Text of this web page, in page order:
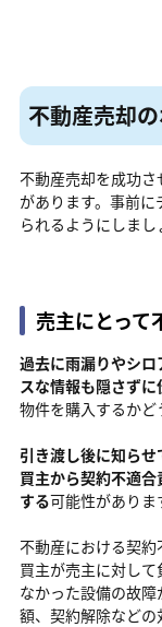
不動産売却
不動産売却を成功
があります。事前
られるようにしまし
売主にとって
過去に雨漏りやシ
スな情報も隠さずに
物件を購入するかど
引き渡し後に知らせ
買主から契約不適
する可能性がありま
不動産における契約
買主が売主に対し
なかった設備の故
額、契約解除などの